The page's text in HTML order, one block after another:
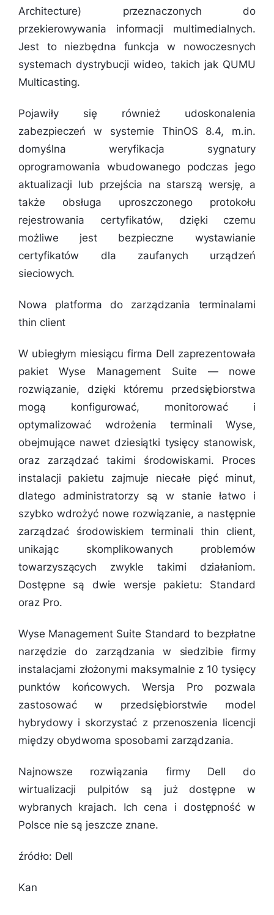
Architecture) przeznaczonych do
przekierowywania informacji multimedialnych.
Jest to niezbędna funkcja w nowoczesnych
systemach dystrybucji wideo, takich jak QUMU
Multicasting.
Pojawiły się również udoskonalenia
zabezpieczeń w systemie ThinOS 8.4, m.in.
domyślna weryfikacja sygnatury
oprogramowania wbudowanego podczas jego
aktualizacji lub przejścia na starszą wersję, a
także obsługa uproszczonego protokołu
rejestrowania certyfikatów, dzięki czemu
możliwe jest bezpieczne wystawianie
certyfikatów dla zaufanych urządzeń
sieciowych.
Nowa platforma do zarządzania terminalami
thin client
W ubiegłym miesiącu firma Dell zaprezentowała
pakiet Wyse Management Suite — nowe
rozwiązanie, dzięki któremu przedsiębiorstwa
mogą konfigurować, monitorować i
optymalizować wdrożenia terminali Wyse,
obejmujące nawet dziesiątki tysięcy stanowisk,
oraz zarządzać takimi środowiskami. Proces
instalacji pakietu zajmuje niecałe pięć minut,
dlatego administratorzy są w stanie łatwo i
szybko wdrożyć nowe rozwiązanie, a następnie
zarządzać środowiskiem terminali thin client,
unikając skomplikowanych problemów
towarzyszących zwykle takimi działaniom.
Dostępne są dwie wersje pakietu: Standard
oraz Pro.
Wyse Management Suite Standard to bezpłatne
narzędzie do zarządzania w siedzibie firmy
instalacjami złożonymi maksymalnie z 10 tysięcy
punktów końcowych. Wersja Pro pozwala
zastosować w przedsiębiorstwie model
hybrydowy i skorzystać z przenoszenia licencji
między obydwoma sposobami zarządzania.
Najnowsze rozwiązania firmy Dell do
wirtualizacji pulpitów są już dostępne w
wybranych krajach. Ich cena i dostępność w
Polsce nie są jeszcze znane.
źródło: Dell
Kan